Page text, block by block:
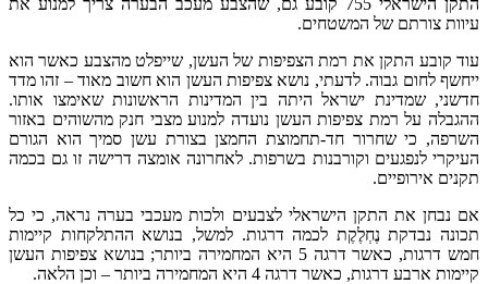
עיוות צורתם של המשטחים.
עוד קובע התקן את רמת הצפיפות של העשן, שייפלט מהצבע כאשר הוא
ייחשף לחום גבוה. לדעתי, נושא צפיפות העשן הוא חשוב מאוד – זהו מדד
חדשני, שמדינת ישראל היתה בין המדינות הראשונות שאימצו אותו.
ההגבלה על רמת צפיפות העשן נועדה למנוע מצבי חנק מהשוהים באזור
השרפה, כי שחרור חד-תחמוצת החמצן בצורת עשן סמיך הוא הגורם
העיקרי לנפגעים וקורבנות בשרפות. לאחרונה אומצה דרישה זו גם בכמה
תקנים אירופיים.
אם נבחן את התקן הישראלי לצבעים ולכות מעכבי בערה נראה, כי כל
תכונה נבדקת נֶחְלֶקֶת לכמה דרגות. למשל, בנושא ההתלקחות קיימות
חמש דרגות, כאשר דרגה 5 היא המחמירה ביותר; בנושא צפיפות העשן
קיימות ארבע דרגות, כאשר דרגה 4 היא המחמירה ביותר – וכן הלאה.